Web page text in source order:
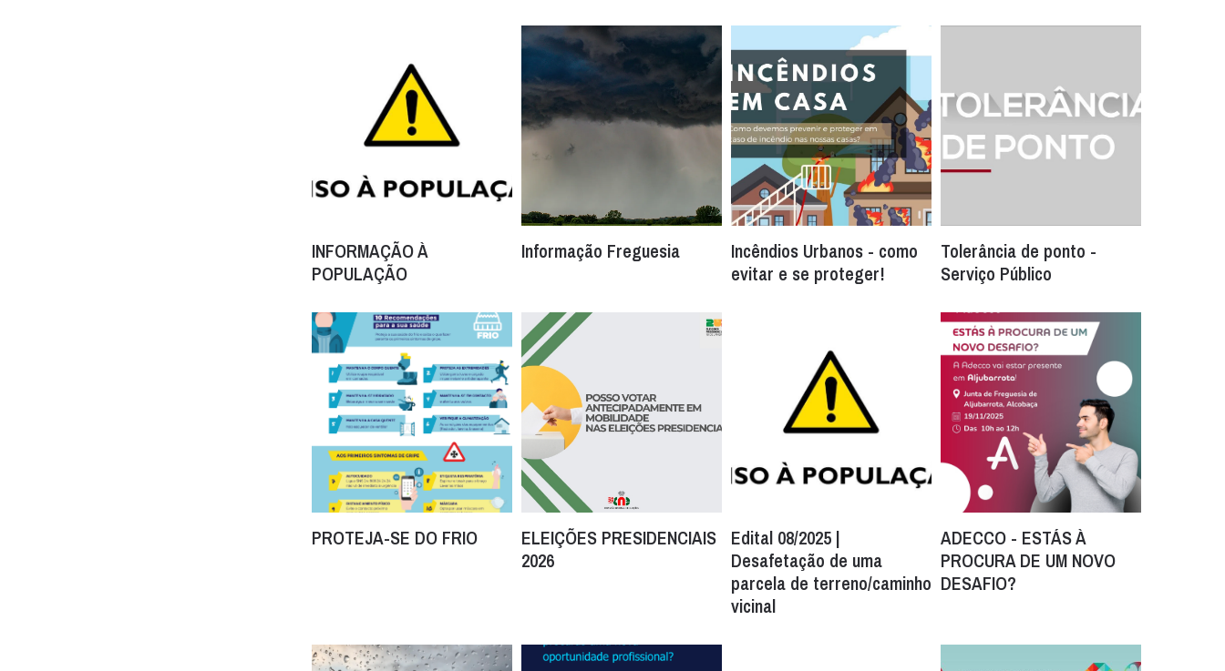
INFORMAÇÃO À
POPULAÇÃO
Informação Freguesia
Incêndios Urbanos - como
evitar e se proteger!
Tolerância de ponto -
Serviço Público
PROTEJA-SE DO FRIO
ELEIÇÕES PRESIDENCIAIS
2026
Edital 08/2025 |
Desafetação de uma
parcela de terreno/caminho
vicinal
ADECCO - ESTÁS À
PROCURA DE UM NOVO
DESAFIO?